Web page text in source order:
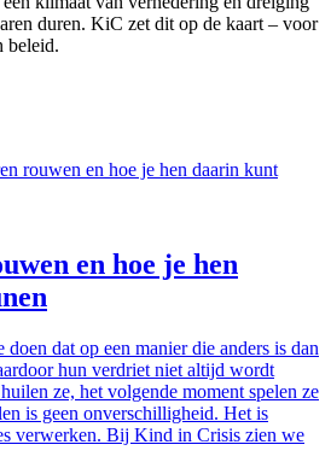
duren. KiC zet dit op de kaart – voor
beleid.
en hoe je hen
dat op een manier die anders is dan
hun verdriet niet altijd wordt
ze, het volgende moment spelen ze
is geen onverschilligheid. Het is
verwerken. Bij Kind in Crisis zien we